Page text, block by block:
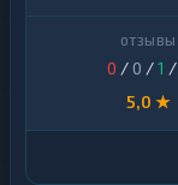
0 / 0 /1 /
5,0 ★